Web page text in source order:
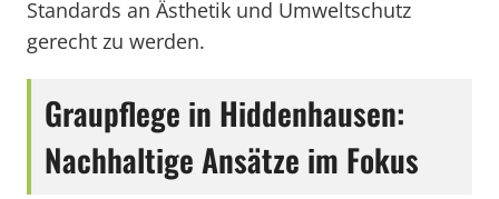
Standards an Ästhetik und Umweltschutz
gerecht zu werden.
Graupflege in Hiddenhausen:
Nachhaltige Ansätze im Fokus